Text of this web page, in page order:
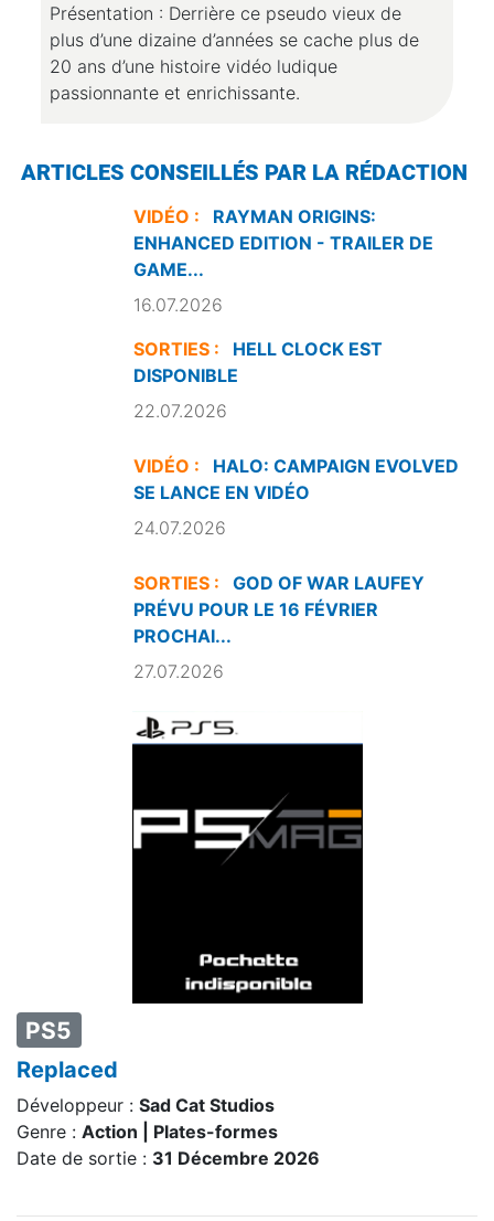
PS5
Replaced
Développeur : Sad Cat Studios
Genre : Action | Plates-formes
Date de sortie : 31 Décembre 2026
Présentation : Derrière ce pseudo vieux de
plus d’une dizaine d’années se cache plus de
20 ans d’une histoire vidéo ludique
passionnante et enrichissante.
ARTICLES CONSEILLÉS PAR LA RÉDACTION
VIDÉO :
RAYMAN ORIGINS:
ENHANCED EDITION - TRAILER DE
GAME...
16.07.2026
SORTIES :
HELL CLOCK EST
DISPONIBLE
22.07.2026
VIDÉO :
HALO: CAMPAIGN EVOLVED
SE LANCE EN VIDÉO
24.07.2026
SORTIES :
GOD OF WAR LAUFEY
PRÉVU POUR LE 16 FÉVRIER
PROCHAI...
27.07.2026